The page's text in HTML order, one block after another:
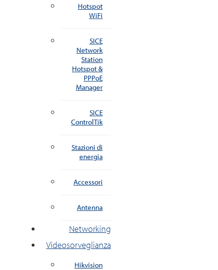
Hotspot
WiFi
SICE
Network
Station
Hotspot &
PPPoE
Manager
SICE
ControlTik
Stazioni di
energia
Accessori
Antenna
Networking
Videosorveglianza
Hikvision